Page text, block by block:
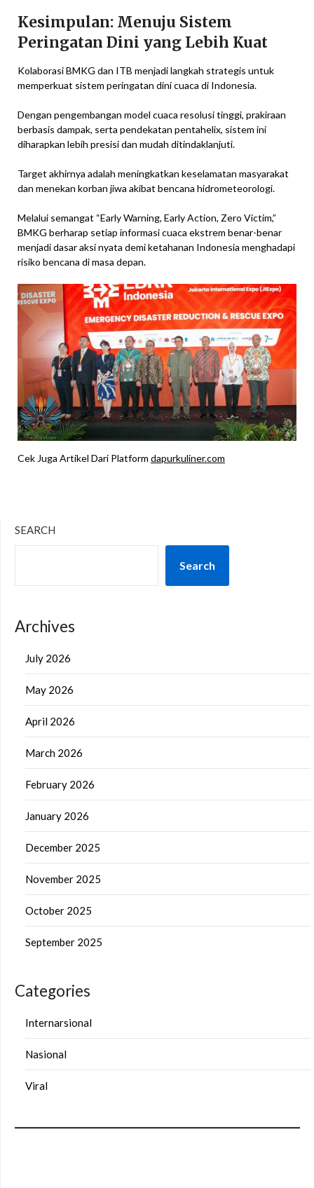
Kesimpulan: Menuju Sistem
Peringatan Dini yang Lebih Kuat
Kolaborasi BMKG dan ITB menjadi langkah strategis untuk
memperkuat sistem peringatan dini cuaca di Indonesia.
Dengan pengembangan model cuaca resolusi tinggi, prakiraan
berbasis dampak, serta pendekatan pentahelix, sistem ini
diharapkan lebih presisi dan mudah ditindaklanjuti.
Target akhirnya adalah meningkatkan keselamatan masyarakat
dan menekan korban jiwa akibat bencana hidrometeorologi.
Melalui semangat “Early Warning, Early Action, Zero Victim,”
BMKG berharap setiap informasi cuaca ekstrem benar-benar
menjadi dasar aksi nyata demi ketahanan Indonesia menghadapi
risiko bencana di masa depan.
Cek Juga Artikel Dari Platform dapurkuliner.com
SEARCH
Search
Archives
July 2026
May 2026
April 2026
March 2026
February 2026
January 2026
December 2025
November 2025
October 2025
September 2025
Categories
Internarsional
Nasional
Viral